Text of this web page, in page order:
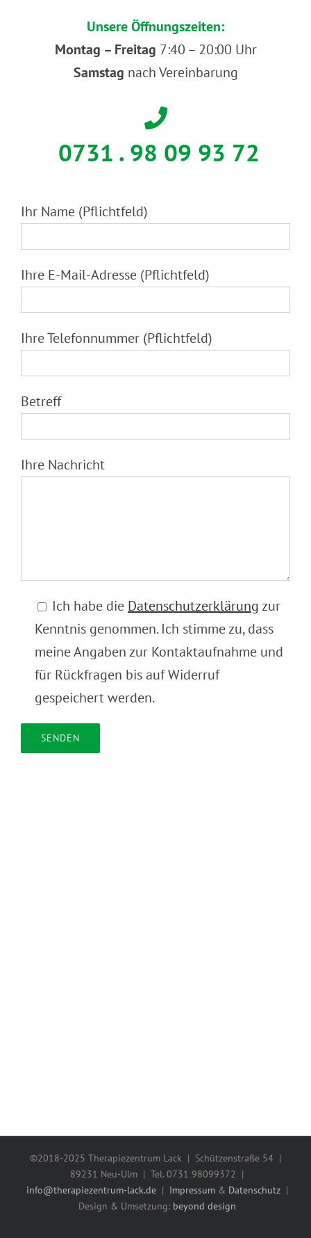
Unsere Öffnungszeiten:
Montag – Freitag 7:40 – 20:00 Uhr
Samstag nach Vereinbarung
0731 . 98 09 93 72
Ihr Name (Pflichtfeld)
Ihre E-Mail-Adresse (Pflichtfeld)
Ihre Telefonnummer (Pflichtfeld)
Betreff
Ihre Nachricht
Ich habe die Datenschutzerklärungzur
Kenntnis genommen. Ich stimme zu, dass
meine Angaben zur Kontaktaufnahme und
für Rückfragen bis auf Widerruf
gespeichert werden.
©2018-2025 Therapiezentrum Lack | Schützenstraße 54 |
89231 Neu-Ulm | Tel. 0731 98099372 |
info@therapiezentrum-lack.de| Impressum& Datenschutz|
Design & Umsetzung: beyond design